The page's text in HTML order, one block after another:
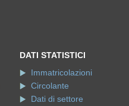
DATI STATISTICI
Immatricolazioni
Circolante
Dati di settore